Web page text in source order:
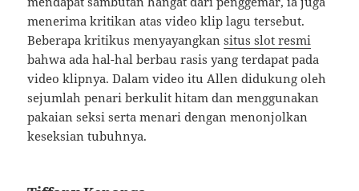
menerima kritikan atas video klip lagu tersebut.
Beberapa kritikus menyayangkansitus slot resmi
bahwa ada hal-hal berbau rasis yang terdapat pada
video klipnya. Dalam video itu Allen didukung oleh
sejumlah penari berkulit hitam dan menggunakan
pakaian seksi serta menari dengan menonjolkan
keseksian tubuhnya.